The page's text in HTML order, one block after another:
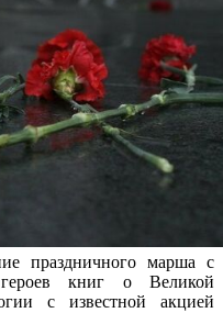
праздничного марша с
героев книг о Великой
с известной акцией